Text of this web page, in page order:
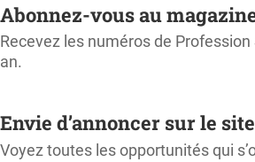
Abonnez-vous au
Recevez les numéros de
an.
Envie d’annoncer sur le
Voyez toutes les opportunités qui